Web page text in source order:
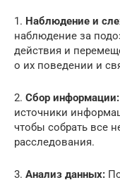
1. Наблюдение и
наблюдение за
действия и
о их поведении и
2. Сбор информации:
источники
чтобы собрать все
расследования.
3. Анализ данных: